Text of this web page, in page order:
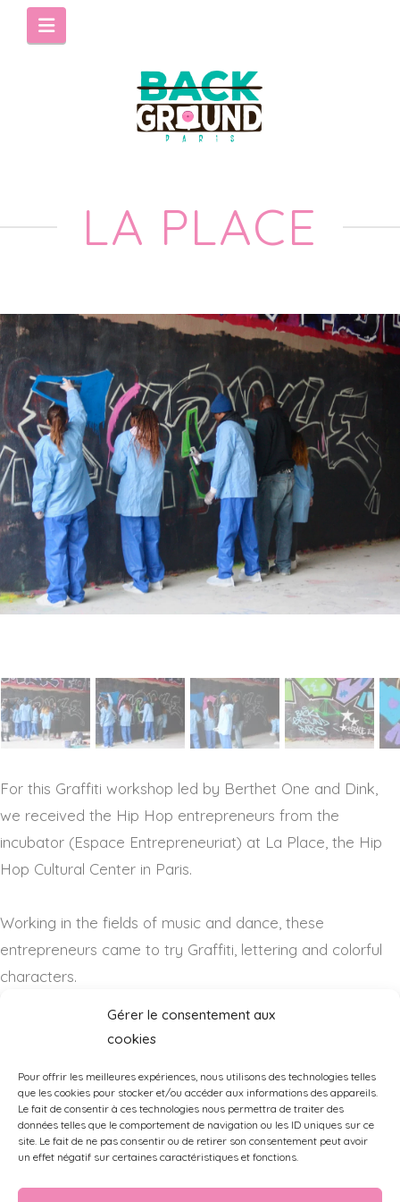
Gérer le consentement aux
cookies
Pour offrir les meilleures expériences, nous utilisons des technologies telles
que les cookies pour stocker et/ou accéder aux informations des appareils.
Le fait de consentir à ces technologies nous permettra de traiter des
données telles que le comportement de navigation ou les ID uniques sur ce
site. Le fait de ne pas consentir ou de retirer son consentement peut avoir
un effet négatif sur certaines caractéristiques et fonctions.
Navigation
LA PLACE
For this Graffiti workshop led by Berthet One and Dink,
we received the Hip Hop entrepreneurs from the
incubator (Espace Entrepreneuriat) at La Place, the Hip
Hop Cultural Center in Paris.
Working in the fields of music and dance, these
entrepreneurs came to try Graffiti, lettering and colorful
characters.